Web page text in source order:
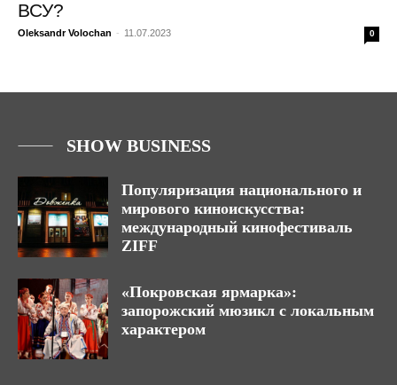
ВСУ?
Oleksandr Volochan - 11.07.2023 0
SHOW BUSINESS
Популяризация национального и
мирового киноискусства:
международный кинофестиваль
ZIFF
«Покровская ярмарка»:
запорожский мюзикл с локальным
характером